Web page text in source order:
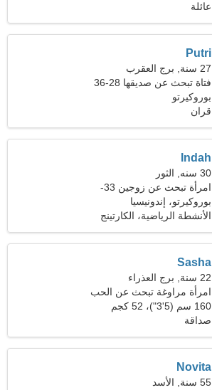
عائلة
Putri
27 سنة, برج العقرب
فتاة تبحث عن صديقها 28-36
بوروكيرتو
قران
Indah
30 سنه, الثور
امرأة تبحث عن زوجين 33-
42
بوروكيرتو، إندونيسيا
الأنشطة الرياضية، الكارتينج
Sasha
22 سنة, برج العذراء
امرأة مراوغة تبحث عن الحب
الحقيقي
160 سم (5'3")، 52 كجم
(114 رطلا)
صداقة
Novita
55 سنة, الأسد